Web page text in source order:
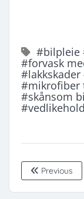
#bilpleie
#forvask
#lakkskader
#mikrofiber
#skånsom
Previous